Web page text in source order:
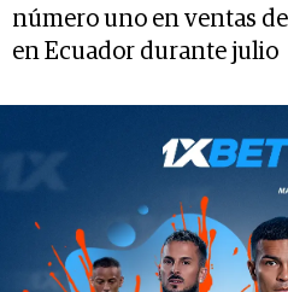
número uno en ventas
en Ecuador durante julio